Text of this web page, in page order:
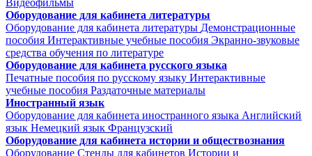
Видеофильмы
Оборудование для кабинета литературы
Оборудование для кабинета литературы Демонстрационные
пособия Интерактивные учебные пособия Экранно-звуковые
средства обучения по литературе
Оборудование для кабинета русского языка
Печатные пособия по русскому языку Интерактивные
учебные пособия Раздаточные материалы
Иностранный язык
Оборудование для кабинета иностранного языка Английский
язык Немецкий язык Французский
Оборудование для кабинета истории и обществознания
Оборудование Стенды для кабинетов Истории и